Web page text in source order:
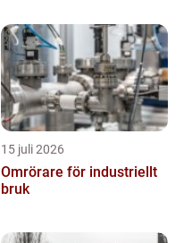
15 juli 2026
Omrörare för industriellt
bruk